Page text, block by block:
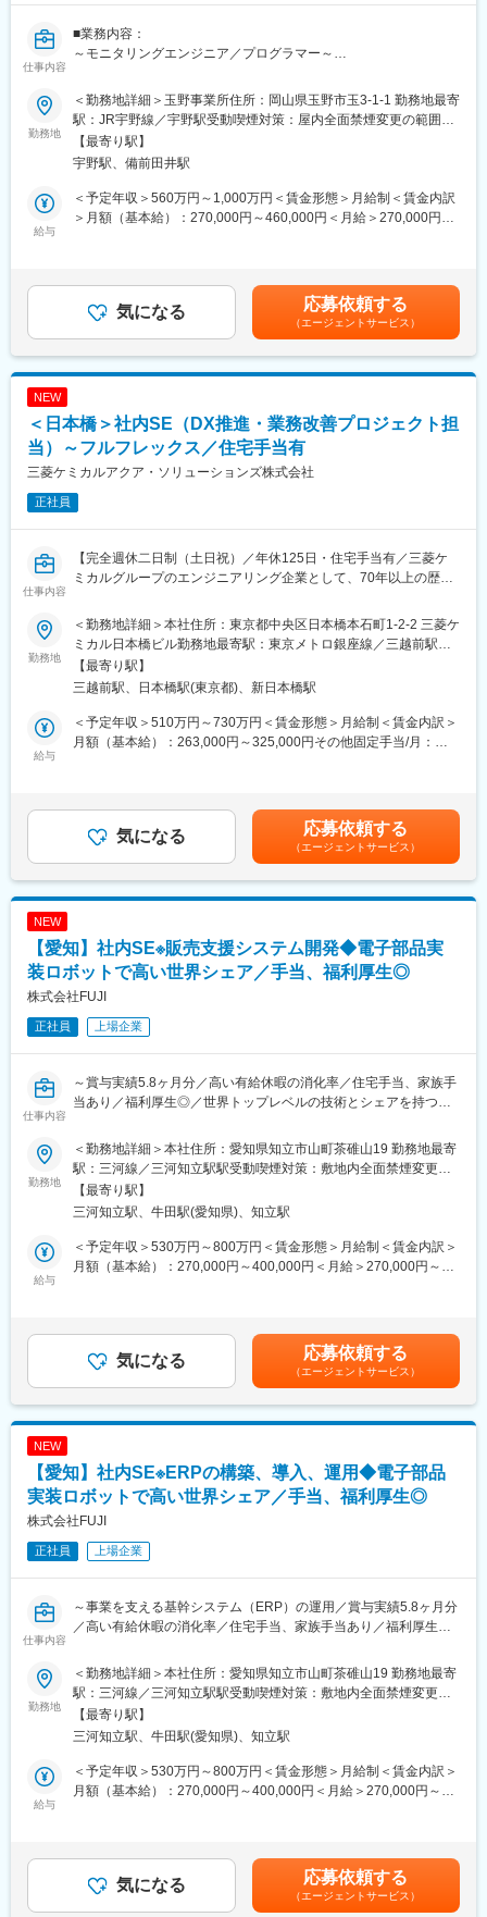
◎社会課題を解決するアイデアを実際の製品として形にできるこ
と
■配属部門：
・ソフトウェア技術部 設計第四課
＜ミッション＞
社会インフラに関わる国・自治体、道路・鉄道事業者、設備点検
業者を中心に、センシング技術やIoT、AI技術を活用し、顧客の業
務効率化・高度化・デジタル化に貢献するソリューションのため
のシステム開発、SW設計、運用設計、運用保守をトータル的に行
・残業時間：月平均15時間／繁忙期40時間
・出張：有（1～2日／月程度）
・転勤可能性：当面なし（基本神戸勤務ですがキャリアや業務都
・リモートワーク：可能（1日／週※ご事情があれば週2日以上も
変更の範囲：会社の定める業務
仕事内容
■業務内容：
～モニタリングエンジニア／プログラマー～
わせへの技術支援。国内外への現場出張対応。
＜担当＞
舶用エンジンのモニタリングシステム
＜出張＞
・頻度／期間：担当業務にもよるが、多い人で年4～5回。 １日～
1週間/回
○使用言語：Python
※システム開発業務自体は関連会社が中心に行うため、同ポジショ
・座学による製品知識の習得や各種講習会への参加。
・研修施設や工場での製品に関する教育訓練。
・先輩社員のもとでOJT
とができる。
・ＩＴ側面からエンジンの稼働を支えることができる。
■部署の魅力・アピールポイント：
・アフターサービスに関わる技術対応を一手に担う部署です。業
務内容は多岐にわたっており、分業体制で業務を行っています。
・技術的な知見をお持ちの方であれば、活躍できる場面が数多く
あり、即戦力として活躍できる環境です。
・ダイバーシティの拡大にも積極的に取り組んでいます。
変更の範囲：会社の定める業務
勤務地
＜勤務地詳細＞玉野事業所住所：岡山県玉野市玉3-1-1 勤務地最寄
駅：JR宇野線／宇野駅受動喫煙対策：屋内全面禁煙変更の範囲：
会社の定める事業所（リモートワーク含む）
【最寄り駅】
宇野駅、備前田井駅
給与
＜予定年収＞560万円～1,000万円＜賃金形態＞月給制＜賃金内訳
＞月額（基本給）：270,000円～460,000円＜月給＞270,000円～
更になる場合もございます。■新卒入社モデル年収(大卒)：27歳
(入社5年目) 650万円 / 32歳(入社10年目) 870万円賃金はあくま
でも目安の金額であり、選考を通じて上下する可能性がありま
す。月給(月額)は固定手当を含めた表記です。
気になる 応募依頼する
（エージェントサービス）
NEW
＜日本橋＞社内SE（DX推進・業務改善プロジェクト担
当）～フルフレックス／住宅手当有
三菱ケミカルアクア・ソリューションズ株式会社
正社員
仕事内容
【完全週休二日制（土日祝）／年休125日・住宅手当有／三菱ケ
ミカルグループのエンジニアリング企業として、70年以上の歴史
■ポジションの概要：
情報システム部において、業務システムエンジニアとしてシステ
ム企画・導入・運営、業務DXの推進を行っていただきます。
■業務について：
＜具体的な業務内容＞
・社内業務システムの運営、システム改善の推進
・基幹システム再構築プロジェクトへの参画
・AIツールを活用した業務DX推進
★ユーザー部門へのヒアリングやベンダーとの折衝など、上流工
程からプロジェクト推進に関わることができ、社内調整や折衝ス
キルも身に着けられる環境です！
提案を主体的に実行できる環境です。将来的にはプロジェクトの
■キャリアパス：
案件に参画いただきます。その後は小規模案件の主担当として経
験を積み、4～5年後にはプロジェクトの企画・組成から推進まで
担うリーダーとしての活躍を期待しています。
■組織構成
∟現在４名体制で業務を行っています（50代1名、40代1名、30代
2名）
・月4回程度の出張あり（週に1回程度、宿泊を伴う場合には1泊2
・休日出勤原則なし
【三菱ケミカルグループとして一貫したサービス展開が可能】
グループの材料・プロセス・サービスを束ね、装置の中核となる
処理材料を自社で開発・製造・販売できる垂直統合体制を確立。
題を可視化し、実装まで伴走します。
勤務地
＜勤務地詳細＞本社住所：東京都中央区日本橋本石町1-2-2 三菱ケ
ミカル日本橋ビル勤務地最寄駅：東京メトロ銀座線／三越前駅受
動喫煙対策：屋内全面禁煙変更の範囲：会社の定める事業所
【最寄り駅】
三越前駅、日本橋駅(東京都)、新日本橋駅
給与
＜予定年収＞510万円～730万円＜賃金形態＞月給制＜賃金内訳＞
月額（基本給）：263,000円～325,000円その他固定手当/月：
件あり）■出張手当：日当2,800円/日、宿泊費実費支給（上限
11,000円税抜）賃金はあくまでも目安の金額であり、選考を通じ
て上下する可能性があります。月給(月額)は固定手当を含めた表記
です。
気になる 応募依頼する
（エージェントサービス）
NEW
【愛知】社内SE※販売支援システム開発◆電子部品実
装ロボットで高い世界シェア／手当、福利厚生◎
株式会社FUJI
正社員 上場企業
仕事内容
～賞与実績5.8ヶ月分／高い有給休暇の消化率／住宅手当、家族手
当あり／福利厚生◎／世界トップレベルの技術とシェアを持つ企
■概要：
・電子部品実装ロボット(チップマウンター)で世界トップクラスの
シェアを誇る当社の社内IT部門において、販売支援システムの企
画開発・運用改善業務をお任せします。
・営業・生産・設計・調達など各部門と連携し、業務課題を整理
しながら、より使いやすく効率的なシステムづくりを進めていく
ポジションです。
・CPQ(見積作成支援)システムの構築・改善
・BOM（部品表）管理など製造・販売・設計に関わる製品構成管
理システムの構築・改善
◎BtoB製造業の販売支援システム改革に、企画・開発・運用まで
一貫して携われる
◎世界中の拠点で利用されるグローバルシステムを担当し、世界
◎製造業のエンジニアリングチェーン・サプライチェーン全体の
経験を積むことができる
電子部品実装ロボット（チップマウンター）は、プリント基板に
電子部品を自動で装着するロボットです。当社の実装ロボット
は、高い技術力により高速・高精度な実装を実現することがで
き、世界トップクラスのシェアを誇っています。
■当社の特徴：
当社の製品はIT機器の生産に不可欠な装置であり、世界中のIT進展
勤務地
＜勤務地詳細＞本社住所：愛知県知立市山町茶碓山19 勤務地最寄
駅：三河線／三河知立駅駅受動喫煙対策：敷地内全面禁煙変更の
範囲：会社の定める事業所（リモートワーク含む）
【最寄り駅】
三河知立駅、牛田駅(愛知県)、知立駅
給与
＜予定年収＞530万円～800万円＜賃金形態＞月給制＜賃金内訳＞
月額（基本給）：270,000円～400,000円＜月給＞270,000円～
あくまでも目安の金額であり、選考を通じて上下する可能性があ
ります。月給(月額)は固定手当を含めた表記です。
気になる 応募依頼する
（エージェントサービス）
NEW
【愛知】社内SE※ERPの構築、導入、運用◆電子部品
実装ロボットで高い世界シェア／手当、福利厚生◎
株式会社FUJI
正社員 上場企業
仕事内容
～事業を支える基幹システム（ERP）の運用／賞与実績5.8ヶ月分
／高い有給休暇の消化率／住宅手当、家族手当あり／福利厚生◎
■概要：
・電子部品実装ロボット(チップマウンター)で世界トップクラスの
シェアを誇る当社の社内IT部門において、基幹システム(ERP)の構
築・運用を担当いただきます。
・現在、生産管理・販売・調達・会計領域を担う基幹システム
(ERP)の刷新が進行中です。システム稼働後の運用・保守まで担
当し、事業の安定稼働を支えるポジションです。
・SAP、AWS、Azureなどを活用した基幹・周辺システムの構
築・導入・運用
・基幹システム刷新後の保守・運用 (問い合わせ対応、障害・課題
勤務地
＜勤務地詳細＞本社住所：愛知県知立市山町茶碓山19 勤務地最寄
駅：三河線／三河知立駅駅受動喫煙対策：敷地内全面禁煙変更の
範囲：会社の定める事業所（リモートワーク含む）
【最寄り駅】
三河知立駅、牛田駅(愛知県)、知立駅
給与
＜予定年収＞530万円～800万円＜賃金形態＞月給制＜賃金内訳＞
月額（基本給）：270,000円～400,000円＜月給＞270,000円～
あくまでも目安の金額であり、選考を通じて上下する可能性があ
ります。月給(月額)は固定手当を含めた表記です。
気になる 応募依頼する
（エージェントサービス）